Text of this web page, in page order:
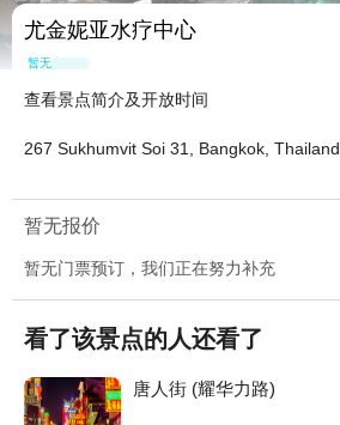
尤金妮亚水疗中心
暂无点评
查看景点简介及开放时间
267 Sukhumvit Soi 31, Bangkok, Thailand
暂无报价
暂无门票预订，我们正在努力补充
看了该景点的人还看了
唐人街 (耀华力路)